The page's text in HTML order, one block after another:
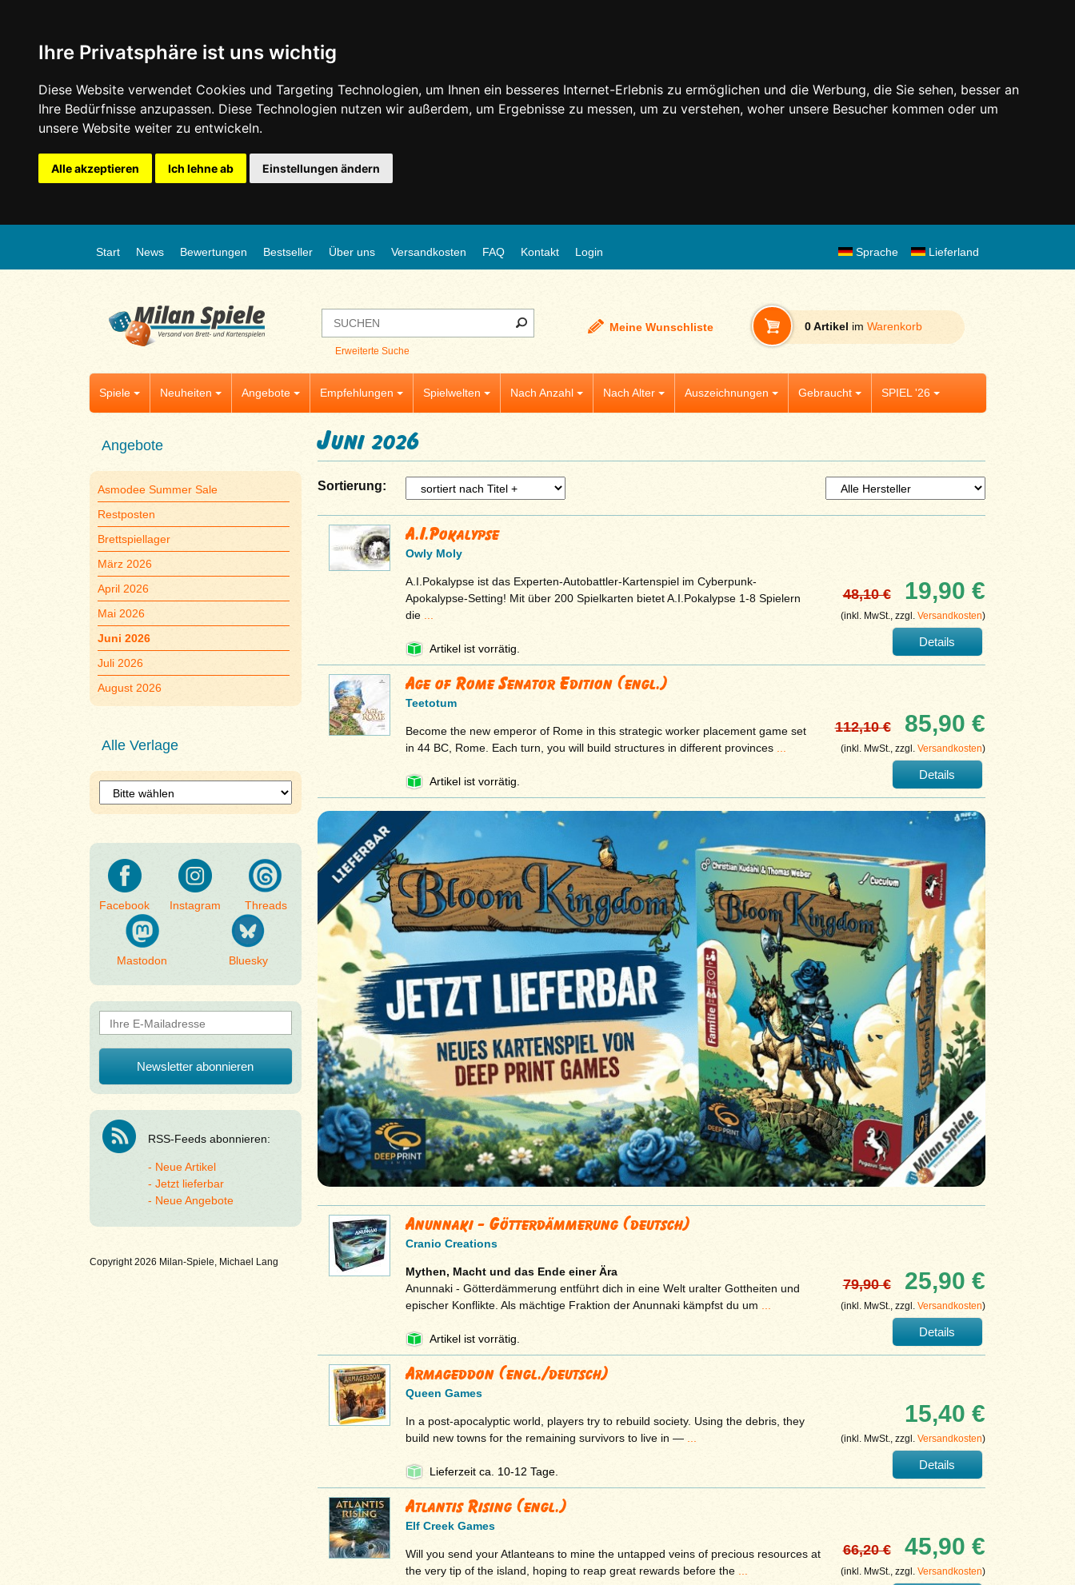
Ihre Privatsphäre ist uns wichtig
Diese Website verwendet Cookies und Targeting Technologien, um Ihnen ein besseres Internet-Erlebnis zu ermöglichen und die Werbung, die Sie sehen, besser an
Ihre Bedürfnisse anzupassen. Diese Technologien nutzen wir außerdem, um Ergebnisse zu messen, um zu verstehen, woher unsere Besucher kommen oder um
unsere Website weiter zu entwickeln.
Alle akzeptieren Ich lehne ab Einstellungen ändern
Start News Bewertungen Bestseller Über uns Versandkosten FAQ Kontakt Login Lieferland
Sprache
Erweiterte Suche
Meine Wunschliste 0 Artikel im Warenkorb
Spiele Neuheiten Angebote Empfehlungen Spielwelten Nach Anzahl Nach Alter Auszeichnungen Gebraucht SPIEL '26
Angebote
Asmodee Summer Sale
Restposten
Brettspiellager
März 2026
April 2026
Mai 2026
Juni 2026
Juli 2026
August 2026
Alle Verlage
Facebook Instagram Threads
Mastodon Bluesky
RSS-Feeds abonnieren:
Neue Artikel
Jetzt lieferbar
Neue Angebote
Copyright 2026 Milan-Spiele, Michael Lang
Juni 2026
Sortierung:
A.I.Pokalypse
Owly Moly
A.I.Pokalypse ist das Experten-Autobattler-Kartenspiel im Cyberpunk-
Apokalypse-Setting! Mit über 200 Spielkarten bietet A.I.Pokalypse 1-8 Spielern
die ...
Artikel ist vorrätig.
48,10 € 19,90 €
(inkl. MwSt., zzgl. Versandkosten)
Details
Age of Rome Senator Edition (engl.)
Teetotum
Become the new emperor of Rome in this strategic worker placement game set
in 44 BC, Rome. Each turn, you will build structures in different provinces ...
Artikel ist vorrätig.
112,10 € 85,90 €
(inkl. MwSt., zzgl. Versandkosten)
Details
Anunnaki - Götterdämmerung (deutsch)
Cranio Creations
Mythen, Macht und das Ende einer Ära
Anunnaki - Götterdämmerung entführt dich in eine Welt uralter Gottheiten und
epischer Konflikte. Als mächtige Fraktion der Anunnaki kämpfst du um ...
Artikel ist vorrätig.
79,90 € 25,90 €
(inkl. MwSt., zzgl. Versandkosten)
Details
Armageddon (engl./deutsch)
Queen Games
In a post-apocalyptic world, players try to rebuild society. Using the debris, they
build new towns for the remaining survivors to live in — ...
Lieferzeit ca. 10-12 Tage.
15,40 €
(inkl. MwSt., zzgl. Versandkosten)
Details
Atlantis Rising (engl.)
Elf Creek Games
Will you send your Atlanteans to mine the untapped veins of precious resources at
the very tip of the island, hoping to reap great rewards before the ...
66,20 € 45,90 €
(inkl. MwSt., zzgl. Versandkosten)